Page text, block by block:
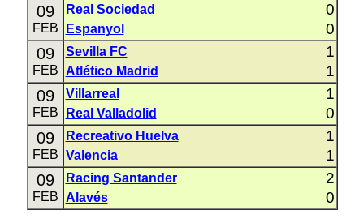
09
FEB
Real Sociedad 0
Espanyol 0
09
FEB
Sevilla FC 1
Atlético Madrid 1
09
FEB
Villarreal 1
Real Valladolid 0
09
FEB
Recreativo Huelva 1
Valencia 1
09
FEB
Racing Santander 2
Alavés 0